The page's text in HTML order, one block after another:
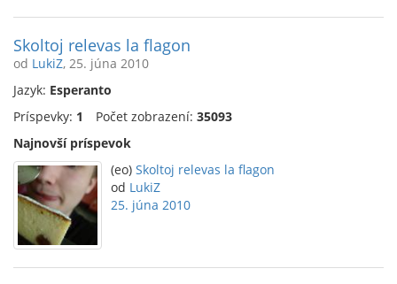
Skoltoj relevas la flagon
od LukiZ, 25. júna 2010
Jazyk: Esperanto
Príspevky: 1 Počet zobrazení: 35093
Najnovší príspevok
(eo) Skoltoj relevas la flagon
od LukiZ
25. júna 2010